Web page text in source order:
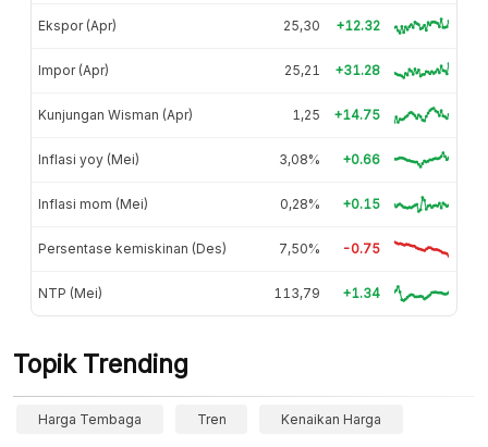
Ekspor (Apr) 25,30 +12.32
Impor (Apr) 25,21 +31.28
Kunjungan Wisman (Apr) 1,25 +14.75
Inflasi yoy (Mei) 3,08% +0.66
Inflasi mom (Mei) 0,28% +0.15
Persentase kemiskinan (Des) 7,50% -0.75
NTP (Mei) 113,79 +1.34
Topik Trending
Harga Tembaga Tren Kenaikan Harga